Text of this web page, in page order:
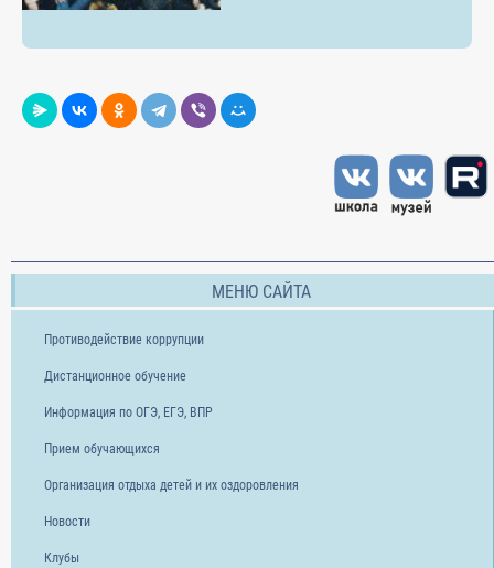
МЕНЮ САЙТА
Противодействие коррупции
Дистанционное обучение
Информация по ОГЭ, ЕГЭ, ВПР
Прием обучающихся
Организация отдыха детей и их оздоровления
Новости
Клубы